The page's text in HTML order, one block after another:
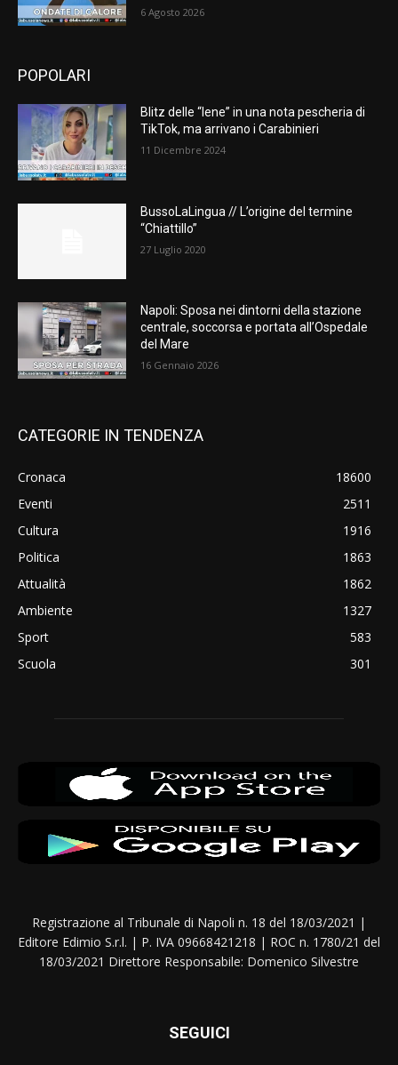
6 Agosto 2026
POPOLARI
Blitz delle “Iene” in una nota pescheria di
TikTok, ma arrivano i Carabinieri
11 Dicembre 2024
BussoLaLingua // L’origine del termine
“Chiattillo”
27 Luglio 2020
Napoli: Sposa nei dintorni della stazione
centrale, soccorsa e portata all’Ospedale
del Mare
16 Gennaio 2026
CATEGORIE IN TENDENZA
Cronaca
18600
Eventi
2511
Cultura
1916
Politica
1863
Attualità
1862
Ambiente
1327
Sport
583
Scuola
301
Registrazione al Tribunale di Napoli n. 18 del 18/03/2021 |
Editore Edimio S.r.l. | P. IVA 09668421218 | ROC n. 1780/21 del
18/03/2021 Direttore Responsabile: Domenico Silvestre
SEGUICI